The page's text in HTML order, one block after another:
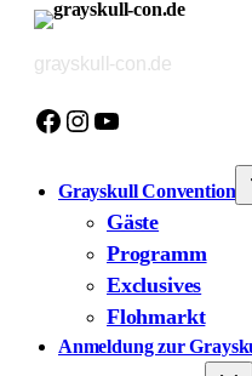
Zum
springen
grayskull-con.de
Facebook
Instagram
YouTube
Grayskull Convention
Gäste
Programm
Exclusives
Flohmarkt
Anmeldung zur